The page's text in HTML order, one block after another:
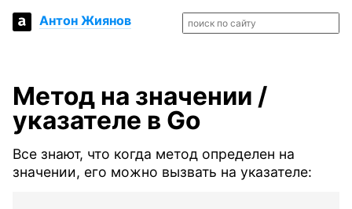
Антон Жиянов
Метод на значении /
указателе в Go
Все знают, что когда метод определен на
значении, его можно вызвать на указателе: